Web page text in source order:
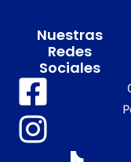
Nuestras
Redes
Sociales